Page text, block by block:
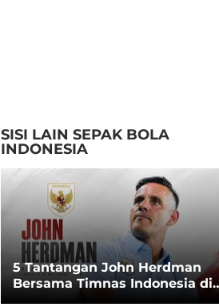
SISI LAIN SEPAK BOLA
INDONESIA
5 Tantangan John Herdman
Bersama Timnas Indonesia di